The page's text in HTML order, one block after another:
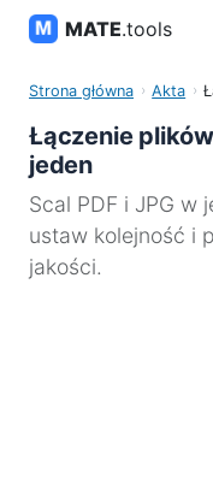
MATE.tools
Strona główna Akta
Łączenie
jeden
Scal PDF i JPG w
ustaw kolejność i
jakości.